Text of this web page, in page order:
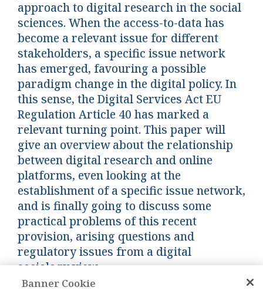
approach to digital research in the social
sciences. When the access-to-data has
become a relevant issue for different
stakeholders, a specific issue network
has emerged, favouring a possible
paradigm change in the digital policy. In
this sense, the Digital Services Act EU
Regulation Article 40 has marked a
relevant turning point. This paper will
give an overview about the relationship
between digital research and online
platforms, even looking at the
establishment of a specific issue network,
and is finally going to discuss some
practical problems of this recent
provision, arising questions and
regulatory issues from a digital
sociology view.
Banner Cookie